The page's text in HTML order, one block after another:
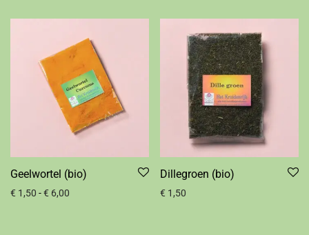
Geelwortel (bio)
€ 1,50 -€ 6,00
Dillegroen (bio)
€ 1,50